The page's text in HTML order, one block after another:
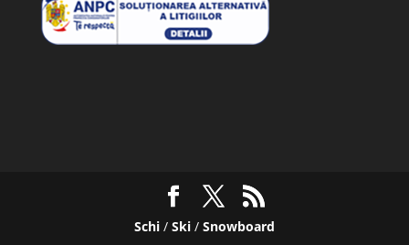
Schi/ Ski/ Snowboard